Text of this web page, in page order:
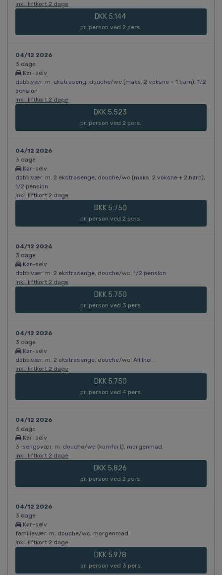
Inkl. liftkort 2 dage
DKK 5.144
pr. person ved 2 pers.
04/12 2026
3 dage
Kør-selv
dobb.vær. m. ekstraseng, douche/wc (maks. 2 voksne + 1 barn), 1/2
pension
Inkl. liftkort 2 dage
DKK 5.523
pr. person ved 2 pers.
04/12 2026
3 dage
Kør-selv
dobb.vær. m. 2 ekstrasenge, douche/wc (maks. 2 voksne + 2 børn),
1/2 pension
Inkl. liftkort 2 dage
DKK 5.750
pr. person ved 2 pers.
04/12 2026
3 dage
Kør-selv
dobb.vær. m. 2 ekstrasenge, douche/wc, 1/2 pension
Inkl. liftkort 2 dage
DKK 5.750
pr. person ved 3 pers.
04/12 2026
3 dage
Kør-selv
dobb.vær. m. 2 ekstrasenge, douche/wc, All Incl.
Inkl. liftkort 2 dage
DKK 5.750
pr. person ved 4 pers.
04/12 2026
3 dage
Kør-selv
3-sengsvær. m. douche/wc (komfort), morgenmad
Inkl. liftkort 2 dage
DKK 5.826
pr. person ved 2 pers.
04/12 2026
3 dage
Kør-selv
familievær. m. douche/wc, morgenmad
Inkl. liftkort 2 dage
DKK 5.978
pr. person ved 3 pers.